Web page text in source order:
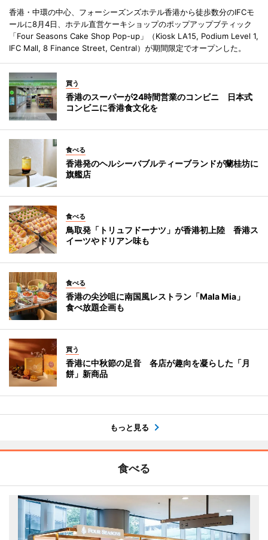
香港・中環の中心、フォーシーズンズホテル香港から徒歩数分のIFCモ
ールに8月4日、ホテル直営ケーキショップのポップアップブティック
「Four Seasons Cake Shop Pop-up」（Kiosk LA15, Podium Level 1,
IFC Mall, 8 Finance Street, Central）が期間限定でオープンした。
買う
香港のスーパーが24時間営業のコンビニ 日本式
コンビニに香港食文化を
食べる
香港発のヘルシーバブルティーブランドが蘭桂坊に
旗艦店
食べる
鳥取発「トリュフドーナツ」が香港初上陸 香港ス
イーツやドリアン味も
食べる
香港の尖沙咀に南国風レストラン「Mala Mia」
食べ放題企画も
買う
香港に中秋節の足音 各店が趣向を凝らした「月
餅」新商品
もっと見る
食べる